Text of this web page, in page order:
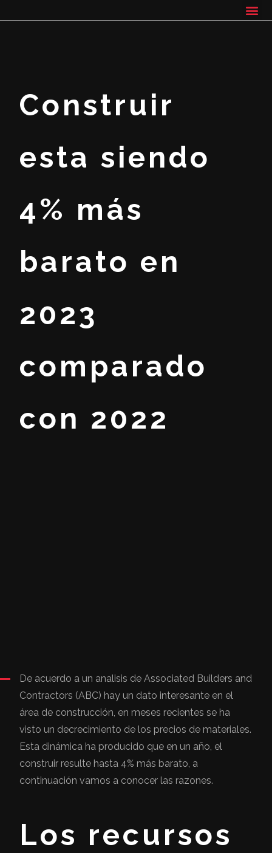
Construir
esta siendo
4% más
barato en
2023
comparado
con 2022
De acuerdo a un analisis de Associated Builders and
Contractors (ABC) hay un dato interesante en el
área de construcción, en meses recientes se ha
visto un decrecimiento de los precios de materiales.
Esta dinámica ha producido que en un año, el
construir resulte hasta 4% más barato, a
continuación vamos a conocer las razones.
Los recursos